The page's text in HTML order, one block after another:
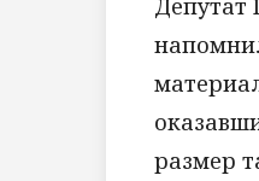
Депутат
размер